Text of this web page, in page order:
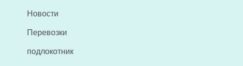
Новости
Перевозки
подлокотник